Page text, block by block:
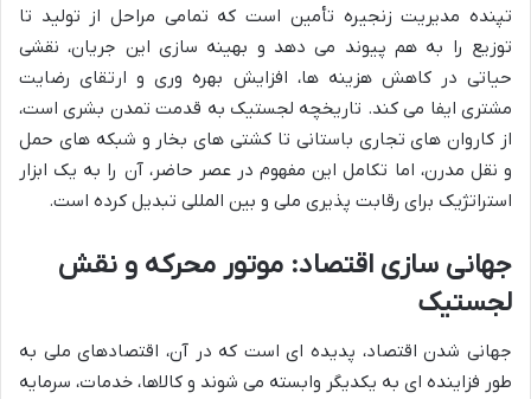
تپنده مدیریت زنجیره تأمین است که تمامی مراحل از تولید تا
توزیع را به هم پیوند می دهد و بهینه سازی این جریان، نقشی
حیاتی در کاهش هزینه ها، افزایش بهره وری و ارتقای رضایت
مشتری ایفا می کند. تاریخچه لجستیک به قدمت تمدن بشری است،
از کاروان های تجاری باستانی تا کشتی های بخار و شبکه های حمل
و نقل مدرن، اما تکامل این مفهوم در عصر حاضر، آن را به یک ابزار
استراتژیک برای رقابت پذیری ملی و بین المللی تبدیل کرده است.
جهانی سازی اقتصاد: موتور محرکه و نقش
لجستیک
جهانی شدن اقتصاد، پدیده ای است که در آن، اقتصادهای ملی به
طور فزاینده ای به یکدیگر وابسته می شوند و کالاها، خدمات، سرمایه